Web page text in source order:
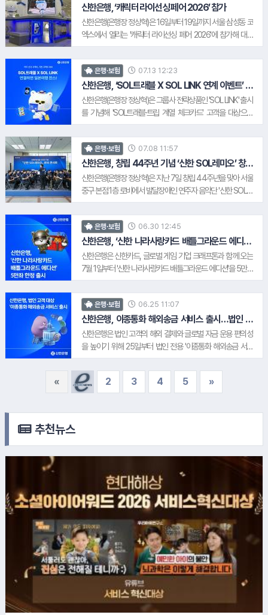
성원 모두에게 더욱 쉽고 편리한 금융서비스를 제공하는 것은
물론 서울시와 함께, 서울시립대가 세계적 대학으로 도약하는
데 '최고의 파트너'가 될 수 있도록 최선을 다하겠다"고 말했다.
출을 신규 실행하고 보증료와 이자를 정상 납부한 고객을 대상
으로 보증료를 최대 10만원까지 지원한다. 신한은행 관계자는
"학업과 취업 준비, 사업 초기 단계에서 금융비용을 부담하는 청
년 고객에게 실질적인 도움을 드리고자 이번 이벤트를 마련했
다"며 "앞으로도 청년들의 안정적인 사회 진출과 경제활동을 지
원하는 포용금융을 지속 확대해 나가겠다"고 말했다.
신한은행, ‘캐릭터 라이선싱 페어 2026’ 참가
신한은행(은행장 정상혁)은 16일부터 19일까지 서울 삼성동 코
엑스에서 열리는 '캐릭터 라이선싱 페어 2026'에 참가해 대표
캐릭터 '신한 프렌즈'를 활용한 체험형 브랜드 공간을 운영한다.
이는 진옥동 신한금융그룹 회장이 강조해온 '쉽고 편안한 금
융'을 미래세대 눈높이에 맞춰 구현한 사례로, 신한은행은 캐릭
터를 활용한 체험형 콘텐츠를 통해 고객과의 접점을 지속적으
로 확대해 나갈 계획이다. 신한은행 관계자는 "신한 프렌즈와 함
께 금융을 보다 친근하고 즐겁게 경험할 수 있도록 다양한 콘텐
츠를 준비했다"며 "앞으로도 신한 프렌즈를 활용해 고객과 금융
을 자연스럽게 연결하는 새로운 브랜드 경험을 확대해 나가겠
다"고 말했다. 한편 신한은행은 오는 30일부터 8월 2일까지 코
엑스에서 열리는 '서울일러스트레이션페어'에도 참가해 'The
Jack Pot LAB'을 주제로 캐릭터와 금융을 연결한 다양한 체험
콘텐츠와 한정판 상품을 선보일 예정이다.
은행·보험 07.13 12:23
신한은행, ‘SOL트래블 X SOL LINK 연계 이벤트’ 실
시
신한은행(은행장 정상혁)은 그룹사 전략상품인 'SOL LINK' 출시
를 기념해 'SOL트래블·트립 계열 체크카드' 고객을 대상으로
'SOL트래블xSOL LINK 연계 이벤트: 연결하면, 일본 여행 찬
스!'를 13일부터 실시한다. 이번 이벤트는 해외여행 특화 체크카
드의 원화 결제계좌를 SOL LINK 계좌로 연결해 고객 편의성을
높이고, 신한금융그룹 주요 상품과 생활서비스 간 연계 혜택을
확대하기 위해 마련됐다. 단, 신규 발급 고객 대상 이벤트와 기존
카드 보유 고객 대상 이벤트는 중복으로 혜택을 받을 수 없다. 신
한은행 관계자는 "SOL트래블·트립 계열 체크카드는 누적 발급
330만장을 돌파하며 대표적인 해외여행 특화 카드로 자리매김
하고 있다"며 "MASTER, VISA, JCB까지 브랜드 라인업을 확
대해 고객 선택권과 편의성을 높인 만큼, 이번 SOL LINK 및 땡
겨요 연계 이벤트를 통해 고객들이 더 다양한 혜택을 경험하길
바란다"고 말했다.
은행·보험 07.08 11:57
신한은행, 창립 44주년 기념 ‘신한 SOL레미오’ 창단
첫 공연 개최
신한은행(은행장 정상혁)은 지난 7일 창립 44주년을 맞아 서울
중구 본점 1층 로비에서 발달장애인 연주자 음악단 '신한 SOL레
미오'의 창단 첫 축하공연을 개최했다. 신한은행은 서울 강남구
신한아트홀에 전용 연습 공간을 마련하고 단원들이 안정적인
환경에서 근무하며 전문 연주자로 성장할 수 있도록 지원하고
있다. 이번 공연에는 '신한 SOL레미오' 전 단원을 비롯해 음악단
운영 위탁사인 드림위드앙상블 소속 발달장애인 연주자와 신한
음악상 수상자들이 참여했다. 공연을 관람한 신한은행 직원은
"신한은행의 새로운 동료가 된 단원들의 첫 무대를 창립기념일
에 함께할 수 있어 더욱 뜻깊었다"며 "공연에 담긴 창업정신과
초심을 되새기고 고객에게 더욱 신뢰받는 은행이 될 수 있도록
노력하겠다"고 말했다.
은행·보험 06.30 12:45
신한은행, ‘신한 나라사랑카드 배틀그라운드 에디션’
5만좌 한정 출시
신한은행은 신한카드, 글로벌 게임 기업 크래프톤과 함께 오는
7월 1일부터 '신한 나라사랑카드 배틀그라운드 에디션'을 5만좌
한정으로 출시한다. 이번 에디션은 크래프톤의 인기 게임
'PUBG: 배틀그라운드(PUBG:BATTLEGROUNDS, 이하 배틀
그라운드)' IP(지식재산권)를 활용해 나라사랑카드 발급 대상 고
객에게 차별화된 디자인과 게임 연계 혜택을 제공하기 위해 마
련됐다. 선착순 3만 명에게 게임 내 재화인 지코인(G-Coin)을
최소 100 지코인(G-Coin)부터 최대 1만 지코인(G-Coin)까지
받을 수 있는 룰렛 이벤트 참여 기회를 제공하고, 발급 고객 전원
에게는 신한금융과 배틀그라운드가 함께 제작한 협업 스티커를
증정한다. 신한은행 관계자는 '이번 에디션은 군 장병들에게 친
숙한 게임 콘텐츠와 금융 서비스를 결합해 새로운 고객 경험을
다"고 말했다
은행·보험 06.25 11:07
신한은행, 이종통화 해외송금 서비스 출시…법인 고
객 편의성 극대화
신한은행은 법인 고객의 해외 결제와 글로벌 자금 운용 편의성
을 높이기 위해 25일부터 법인 전용 '이종통화 해외송금 서비
스'를 시행한다고 밝혔다. 법인 고객이 해외 수취인이 받을 현지
통화와 금액을 지정해 송금을 신청하면 신한은행이 이를 미국
달러화로 환산해 제휴 송금기관으로 보낸다. 이번 서비스는 해
외 거래처 결제, 해외 현지법인 운영자금 송금, 무역대금 정산 등
다"며 "앞으로도 기업 고객의 글로벌 금융거래가 더욱 원활하게
이뤄질 수 있도록 외환 서비스를 확대해 나가겠다"고 말했다.
« 2 3 4 5 »
추천뉴스
7.SK그룹
4.아성다이소
2.고려아연
신한DS
1.삼성
6.KB자산운용
3.현대모비스